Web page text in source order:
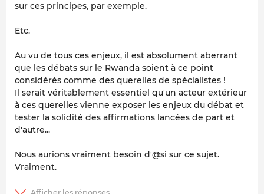
sur ces principes, par exemple.
Etc.
Au vu de tous ces enjeux, il est absolument aberrant
que les débats sur le Rwanda soient à ce point
considérés comme des querelles de spécialistes !
Il serait véritablement essentiel qu'un acteur extérieur
à ces querelles vienne exposer les enjeux du débat et
tester la solidité des affirmations lancées de part et
d'autre...
Nous aurions vraiment besoin d'@si sur ce sujet.
Vraiment.